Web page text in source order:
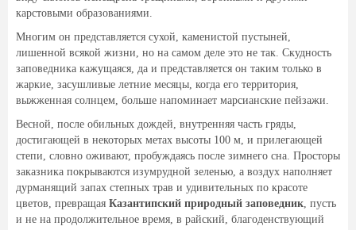
карстовыми образованиями.
Многим он представляется сухой, каменистой пустыней,
лишенной всякой жизни, но на самом деле это не так. Скудность
заповедника кажущаяся, да и представляется он таким только в
жаркие, засушливые летние месяцы, когда его территория,
выжженная солнцем, больше напоминает марсианские пейзажи.
Весной, после обильных дождей, внутренняя часть гряды,
достигающей в некоторых метах высоты 100 м, и прилегающей
степи, словно оживают, пробуждаясь после зимнего сна. Просторы
заказника покрываются изумрудной зеленью, а воздух наполняет
дурманящий запах степных трав и удивительных по красоте
цветов, превращая Казантипский природный заповедник, пусть
и не на продолжительное время, в райский, благоденствующий